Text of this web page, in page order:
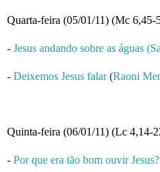
Quarta-feira (05/01/11) (Mc 6,45-
- Jesus andando sobre as águas
- Deixemos Jesus falar(Raoni
Quinta-feira (06/01/11) (Lc 4,14-
- Por que era tão bom ouvir Jesus?